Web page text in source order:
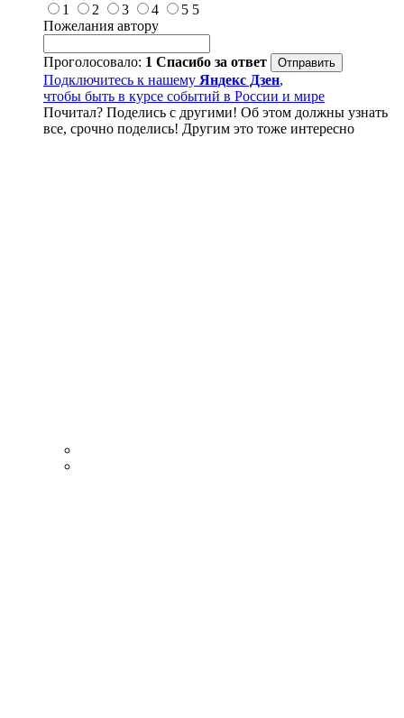
1
2 3 4 5 5
Пожелания автору
Проголосовало: 1 Спасибо за ответ
Подключитесь к нашему Яндекс Дзен,
чтобы быть в курсе событий в России и мире
Почитал? Поделись с другими! Об этом должны узнать
все, срочно поделись! Другим это тоже интересно